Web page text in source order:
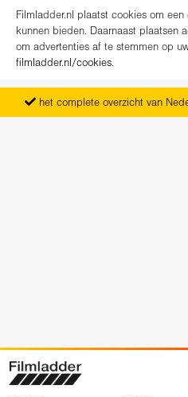
Filmladder.nl plaatst cookies om
kunnen bieden. Daarnaast plaatsen
om advertenties af te stemmen op
filmladder.nl/cookies.
het complete overzicht van
vanaf maandag het